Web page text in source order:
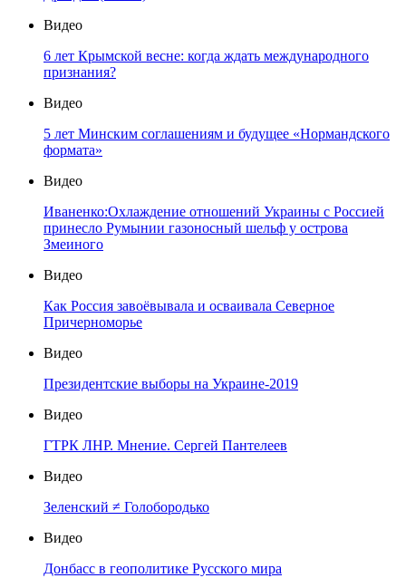
Видео
6 лет Крымской весне: когда ждать международного
признания?
Видео
5 лет Минским соглашениям и будущее «Нормандского
формата»
Видео
Иваненко:Охлаждение отношений Украины с Россией
принесло Румынии газоносный шельф у острова
Змеиного
Видео
Как Россия завоёвывала и осваивала Северное
Причерноморье
Видео
Президентские выборы на Украине-2019
Видео
ГТРК ЛНР. Мнение. Сергей Пантелеев
Видео
Зеленский ≠ Голобородько
Видео
Донбасс в геополитике Русского мира